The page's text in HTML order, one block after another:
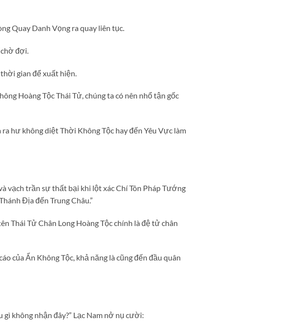
Quay Danh Vọng ra quay liên tục.
đợi.
gian để xuất hiện.
Hoàng Tộc Thái Tử, chúng ta có nên nhổ tận gốc
hư không diệt Thời Không Tộc hay đến Yêu Vực làm
vạch trần sự thất bại khi lột xác Chí Tôn Pháp Tướng
Địa đến Trung Châu.”
Thái Tử Chân Long Hoàng Tộc chính là đệ tử chân
của Ẩn Không Tộc, khả năng là cũng đến đầu quân
không nhận đây?” Lạc Nam nở nụ cười: